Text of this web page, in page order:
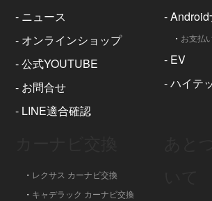
- ニュース
- オンラインショップ
-公式YOUTUBE
- お問合せ
- LINE適合確認
-
・ お支払
- EV
-ハイテ
・ レクサス カーナビ交換
・ キャデラック カーナビ交換